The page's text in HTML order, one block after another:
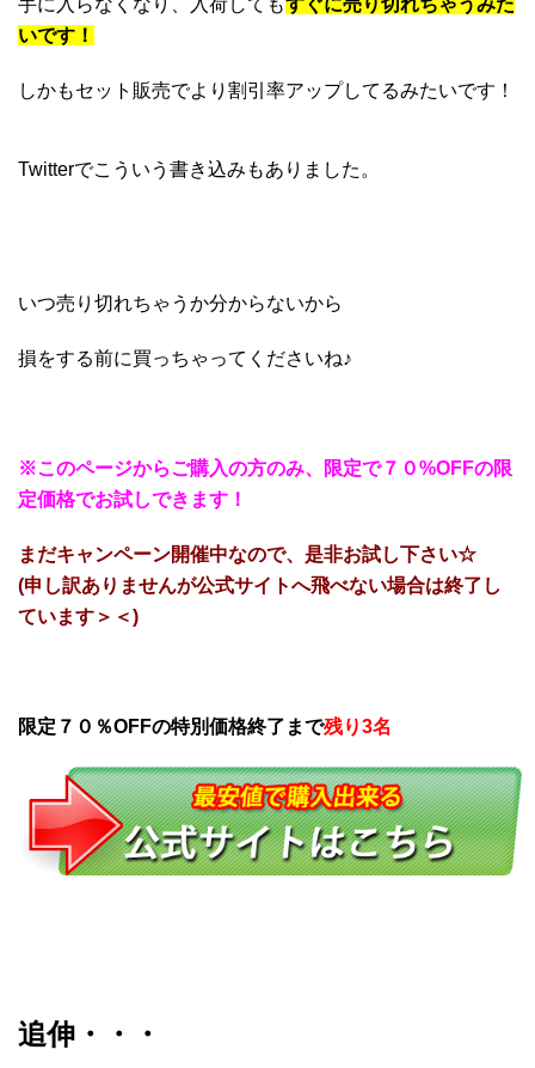
手に入らなくなり、入荷してもすぐに売り切れちゃうみた
いです！
しかもセット販売でより割引率アップしてるみたいです！
Twitterでこういう書き込みもありました。
いつ売り切れちゃうか分からないから
損をする前に買っちゃってくださいね♪
※このページからご購入の方のみ、限定で７０%OFFの限
定価格でお試しできます！
まだキャンペーン開催中なので、是非お試し下さい☆
(申し訳ありませんが公式サイトへ飛べない場合は終了し
ています＞＜)
限定７０％OFFの特別価格終了まで
追伸・・・